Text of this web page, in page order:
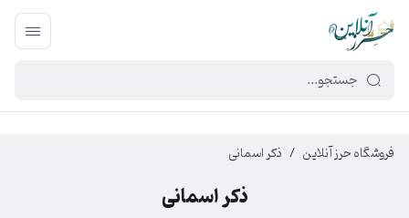
449f43cf-3da2-4422-bb12-2566cb5b8b05
فروشگاه حرز آنلاین / ذکر اسمانی
ذکر اسمانی